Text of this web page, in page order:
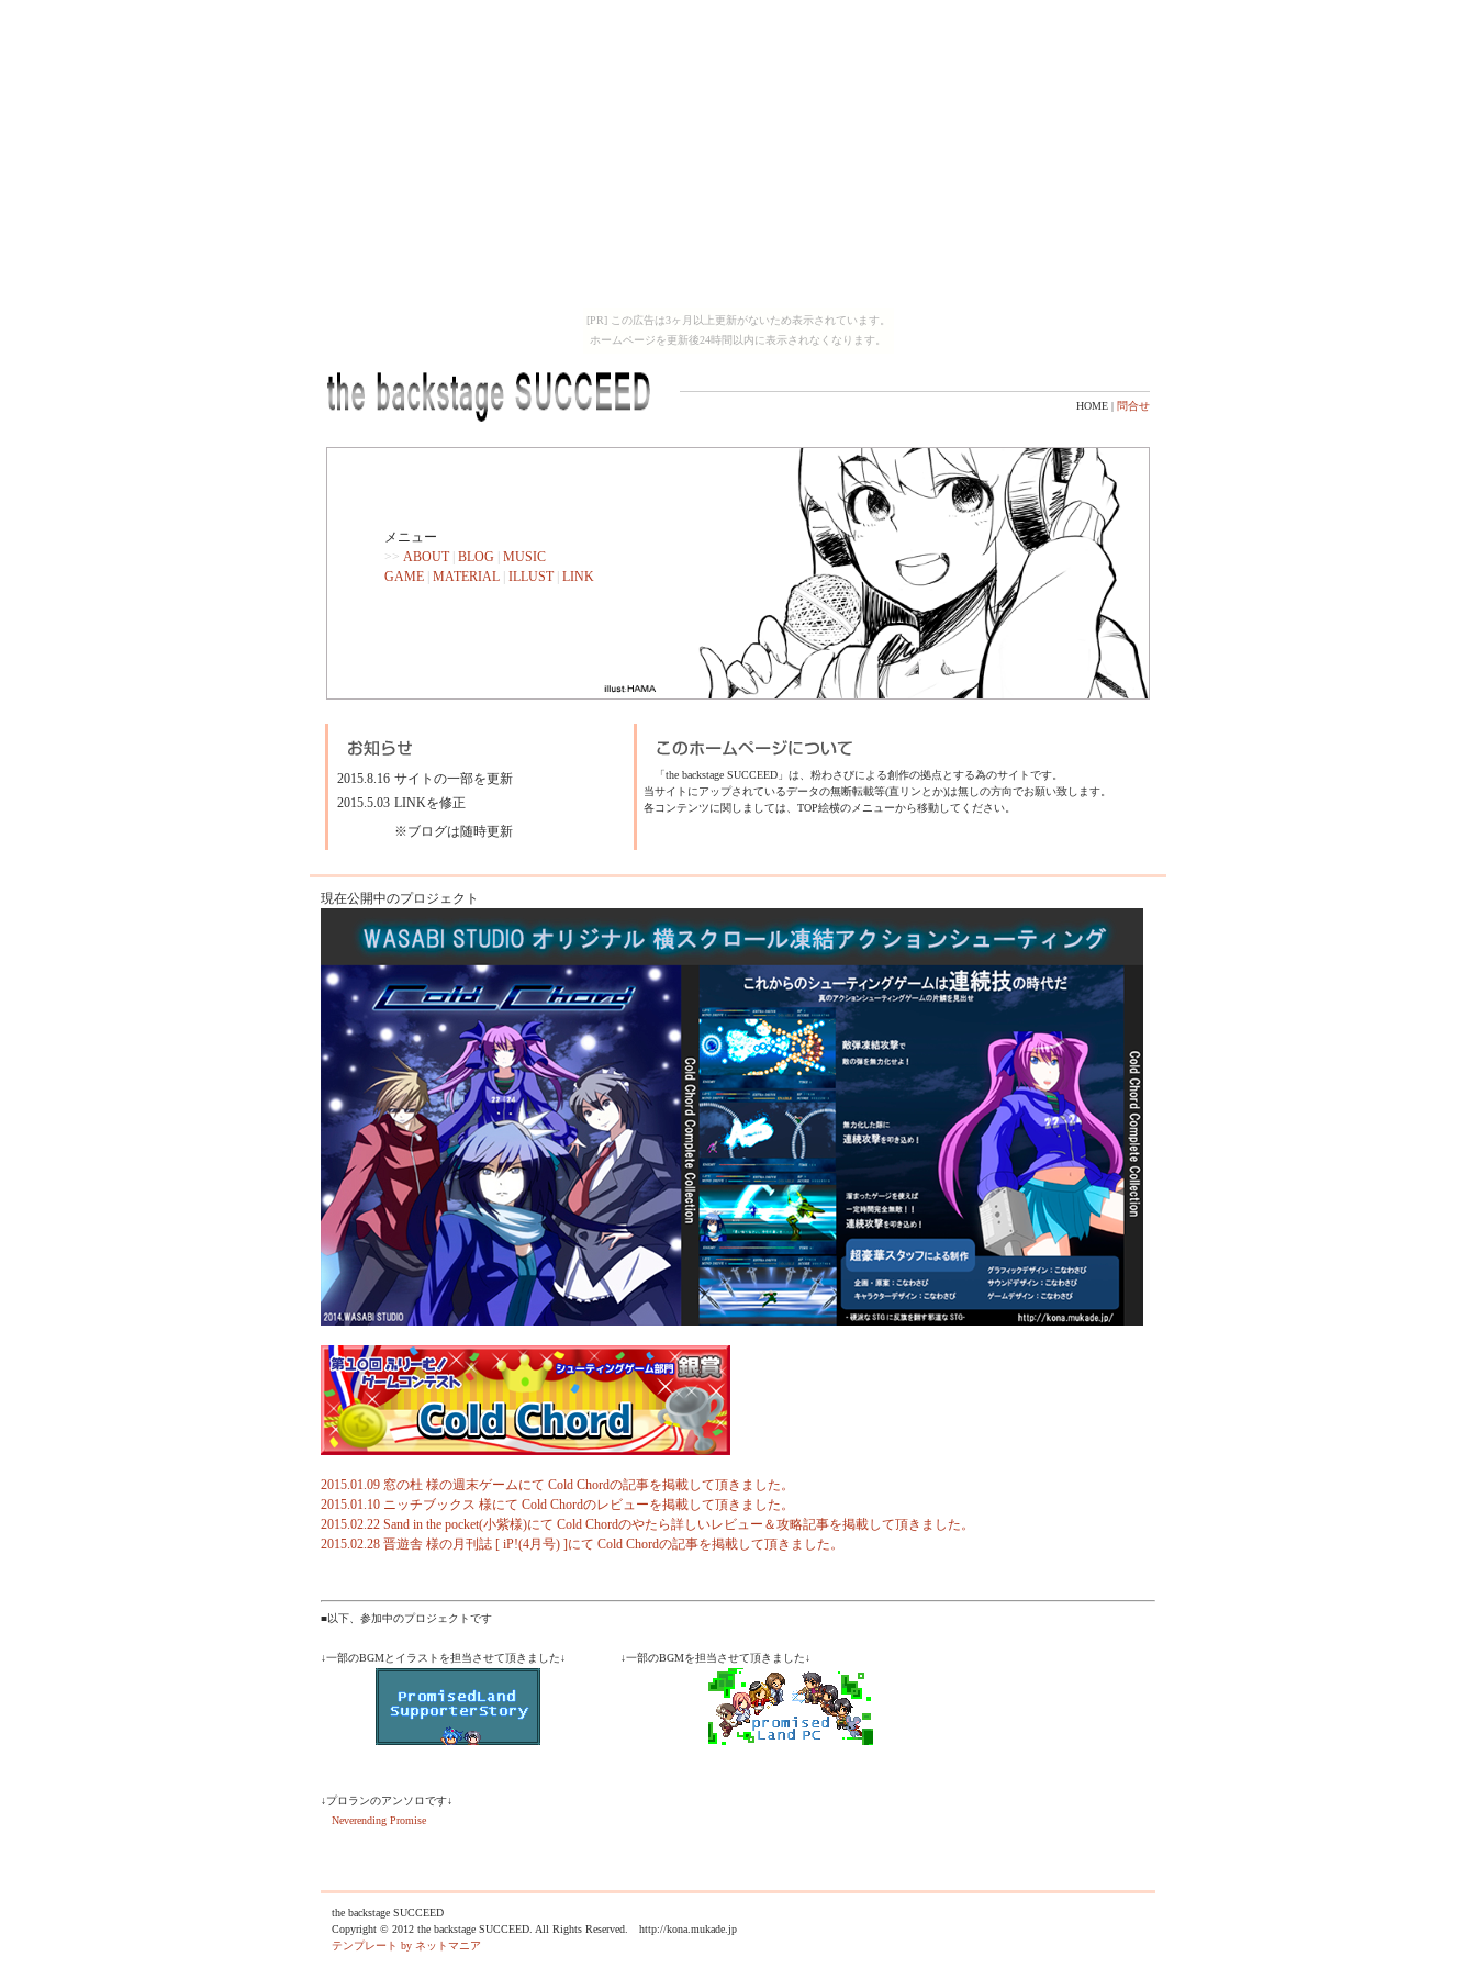
[PR] この広告は3ヶ月以上更新がないため表示されています。
ホームページを更新後24時間以内に表示されなくなります。
HOME | 問合せ
メニュー
>> ABOUT BLOG
MUSIC
GAME
MATERIAL ILLUST LINK
2015.8.16 サイトの一部を更新
2015.5.03 LINKを修正
※ブログは随時更新
「the backstage SUCCEED」は、粉わさびによる創作の拠点とする為のサイトです。
当サイトにアップされているデータの無断転載等(直リンとか)は無しの方向でお願い致します。
各コンテンツに関しましては、TOP絵横のメニューから移動してください。
現在公開中のプロジェクト
2015.01.09 窓の杜 様の週末ゲームにて Cold Chordの記事を掲載して頂きました。
2015.01.10 ニッチブックス 様にて Cold Chordのレビューを掲載して頂きました。
2015.02.22 Sand in the pocket(小紫様)にて Cold Chordのやたら詳しいレビュー＆攻略記事を掲載して頂きました。
2015.02.28 晋遊舎 様の月刊誌 [ iP!(4月号) ]にて Cold Chordの記事を掲載して頂きました。
■以下、参加中のプロジェクトです
↓一部のBGMとイラストを担当させて頂きました↓ ↓一部のBGMを担当させて頂きました↓
↓プロランのアンソロです↓
Neverending Promise
the backstage SUCCEED
Copyright © 2012 the backstage SUCCEED. All Rights Reserved. http://kona.mukade.jp
テンプレート by ネットマニア